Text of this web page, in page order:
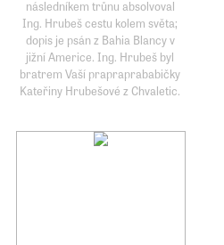
následníkem trůnu absolvoval
Ing. Hrubeš cestu kolem světa;
dopis je psán z Bahia Blancy v
jižní Americe. Ing. Hrubeš byl
bratrem Vaší prapraprababičky
Kateřiny Hrubešové z Chvaletic.